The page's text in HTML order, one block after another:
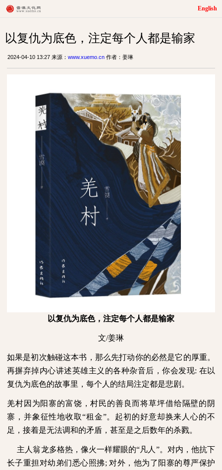
English
以复仇为底色，注定每个人都是输家
2024-04-10 13:27 来源： www.xuemo.cn 作者：姜琳
以复仇为底色，注定每个人都是输家
文/姜琳
如果是初次触碰这本书，那么先打动你的必然是它的厚重。
再摒弃掉内心讲述英雄主义的各种杂音后，你会发现: 在以
复仇为底色的故事里，每个人的结局注定都是悲剧。
羌村因为阳寨的富饶，村民的善良而将草坪借给隔壁的阴
寨，并象征性地收取“租金”。起初的好意却换来人心的不
足，接着是无法调和的矛盾，甚至是之后数年的杀戮。
主人翁龙多格热，像火一样耀眼的“凡人”。对内，他抗下
长子重担对幼弟们悉心照拂; 对外，他为了阳寨的尊严保护